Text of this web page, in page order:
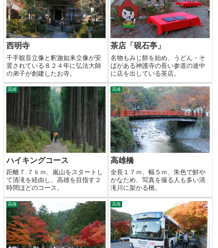
西明寺
千手観音立像と釈迦如来立像が安
置されている８２４年に弘法大師
の弟子が創建したお寺。
茶店「硯石亭」
名物もみじ餅を始め、うどん・そ
ばがある神護寺の長い参道の途中
に店を出している茶店。
高雄
ハイキングコース
距離７.７ｋｍ、嵐山をスタートし
て清滝を経由し、高雄を目指す２
時間ほどのコース。
高雄
高雄橋
全長１７ｍ、幅５ｍ、朱色で鮮や
かなため、写真を撮る人も多い清
滝川に架かる橋。
高雄 高雄